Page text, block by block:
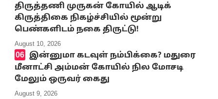
திருத்தணி முருகன் கோயில் ஆடிக்
கிருத்திகை நிகழ்ச்சியில் மூன்று
பெண்களிடம் நகை திருட்டு!
August 10, 2026
இன்னுமா கடவுள் நம்பிக்கை? மதுரை
மீனாட்சி அம்மன் கோயில் நில மோசடி
மேலும் ஒருவர் கைது
August 9, 2026